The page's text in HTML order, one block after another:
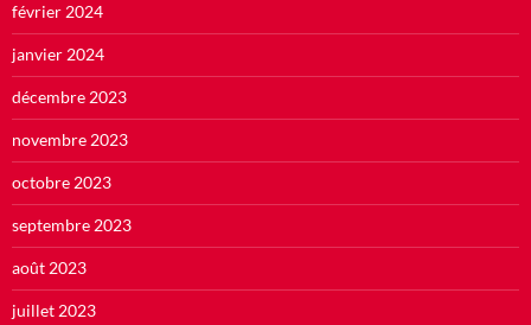
février 2024
janvier 2024
décembre 2023
novembre 2023
octobre 2023
septembre 2023
août 2023
juillet 2023